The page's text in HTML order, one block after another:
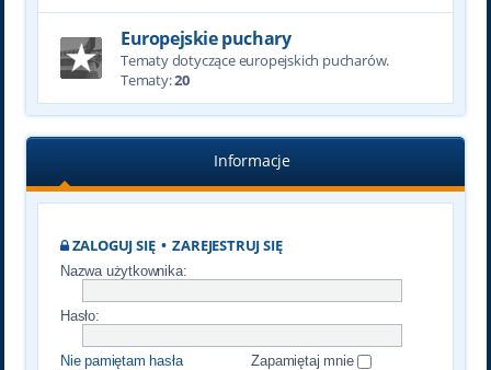
Europejskie puchary
Tematy dotyczące europejskich pucharów.
Tematy:20
Informacje
ZALOGUJ SIĘ•ZAREJESTRUJ SIĘ
Nazwa użytkownika:
Hasło:
Nie pamiętam hasła Zapamiętaj mnie